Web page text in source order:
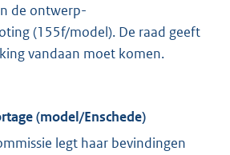
de ontwerp-
(155f/model). De raad geeft
vandaan moet komen.
(model/Enschede)
legt haar bevindingen